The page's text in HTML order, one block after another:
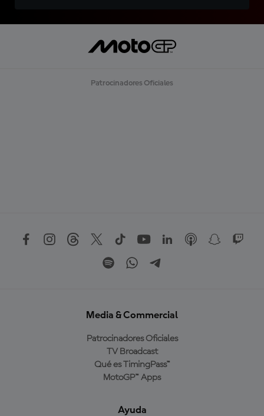
Patrocinadores Oficiales
Media & Commercial
Patrocinadores Oficiales
TV Broadcast
Qué es TimingPass™
MotoGP™ Apps
Ayuda